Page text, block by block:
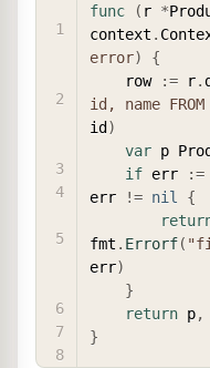
func ( r *
context .
error)
{
    row
:= r.
id, name
id )
var p
if err :=
err
!= nil
{
fmt . Errorf(
err)
}
return p,
}